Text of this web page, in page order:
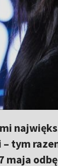
tym
maja